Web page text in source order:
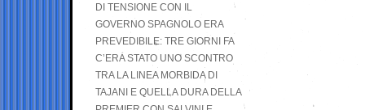
DI TENSIONE CON IL
GOVERNO SPAGNOLO ERA
PREVEDIBILE: TRE GIORNI FA
C’ERA STATO UNO SCONTRO
TRA LA LINEA MORBIDA DI
TAJANI E QUELLA DURA DELLA